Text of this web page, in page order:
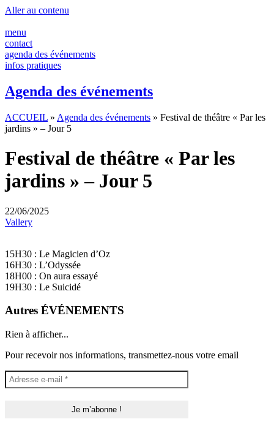
Panneau de gestion des cookies
Aller au contenu
menu
contact
agenda des événements
infos pratiques
Agenda des événements
ACCUEIL » Agenda des événements » Festival de théâtre « Par les
jardins » – Jour 5
Festival de théâtre « Par les
jardins » – Jour 5
22/06/2025
Vallery
15H30 : Le Magicien d’Oz
16H30 : L’Odyssée
18H00 : On aura essayé
19H30 : Le Suicidé
Autres ÉVÉNEMENTS
Rien à afficher...
Pour recevoir nos informations, transmettez-nous votre email